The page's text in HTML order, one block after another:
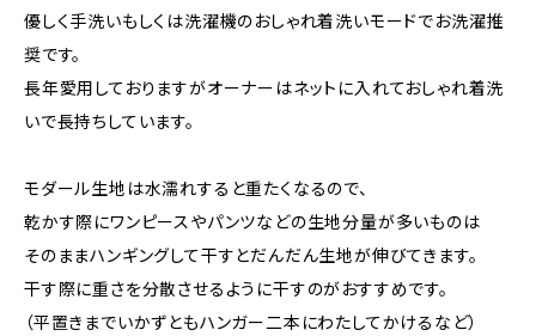
優しく手洗いもしくは洗濯機のおしゃれ着洗いモードでお洗濯推
奨です。
長年愛用しておりますがオーナーはネットに入れておしゃれ着洗
いで長持ちしています。
モダール生地は水濡れすると重たくなるので、
乾かす際にワンピースやパンツなどの生地分量が多いものは
そのままハンギングして干すとだんだん生地が伸びてきます。
干す際に重さを分散させるように干すのがおすすめです。
（平置きまでいかずともハンガー二本にわたしてかけるなど）